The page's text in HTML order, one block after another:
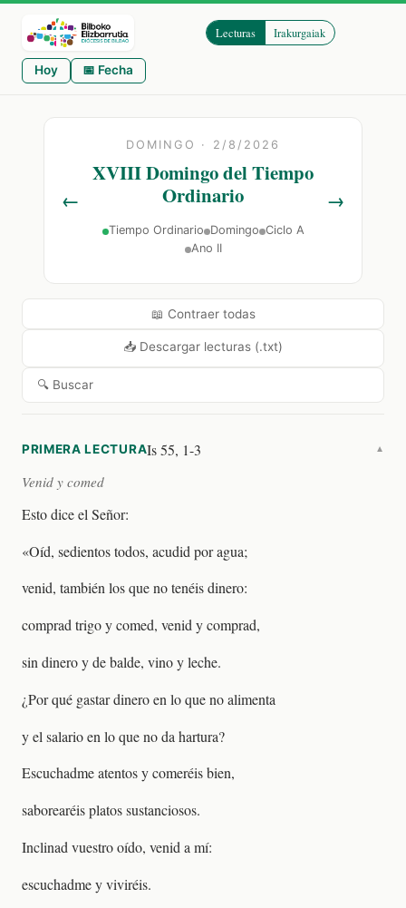
Lecturas Irakurgaiak
Hoy 📅 Fecha
← →
DOMINGO · 2/8/2026
XVIII Domingo del Tiempo
Ordinario
Tiempo Ordinario Domingo Ciclo A
Ano II
📖 Contraer todas
📥 Descargar lecturas (.txt)
🔍 Buscar
PRIMERA LECTURAIs 55, 1-3 ▼
Venid y comed
Esto dice el Señor:
«Oíd, sedientos todos, acudid por agua;
venid, también los que no tenéis dinero:
comprad trigo y comed, venid y comprad,
sin dinero y de balde, vino y leche.
¿Por qué gastar dinero en lo que no alimenta
y el salario en lo que no da hartura?
Escuchadme atentos y comeréis bien,
saborearéis platos sustanciosos.
Inclinad vuestro oído, venid a mí:
escuchadme y viviréis.